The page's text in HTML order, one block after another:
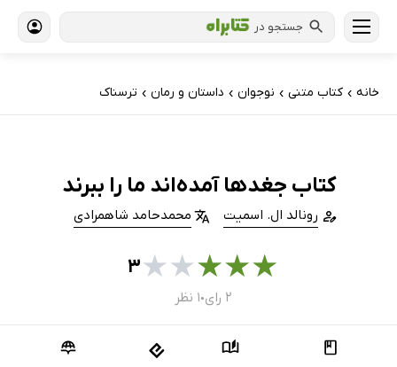
جستجو در
خانه › کتاب‌ متنی › نوجوان › داستان و رمان › ترسناک
کتاب جغدها آمده‌اند ما را ببرند
رونالد ال. اسمیت محمدحامد شاهمرادی
★
★
★
★
★۳
۲ رای ● ۱ نظر